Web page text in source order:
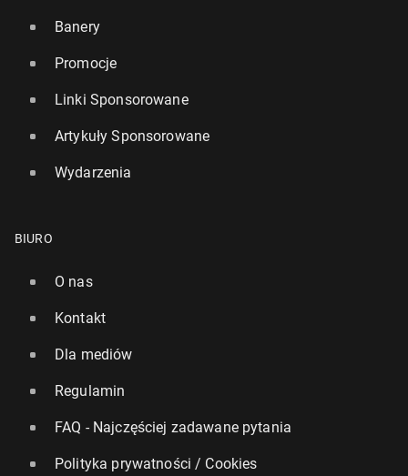
Banery
Promocje
Linki Sponsorowane
Artykuły Sponsorowane
Wydarzenia
BIURO
O nas
Kontakt
Dla mediów
Regulamin
FAQ - Najczęściej zadawane pytania
Polityka prywatności / Cookies